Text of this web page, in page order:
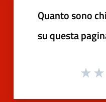
Quanto sono
su questa